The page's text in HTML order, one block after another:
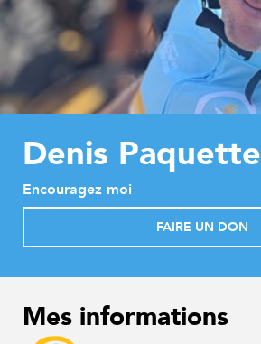
Denis Paquette
Encouragez moi
FAIRE UN DON
Mes informations